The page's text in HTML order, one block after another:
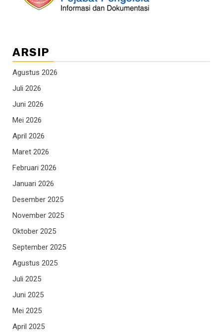
ARSIP
Agustus 2026
Juli 2026
Juni 2026
Mei 2026
April 2026
Maret 2026
Februari 2026
Januari 2026
Desember 2025
November 2025
Oktober 2025
September 2025
Agustus 2025
Juli 2025
Juni 2025
Mei 2025
April 2025